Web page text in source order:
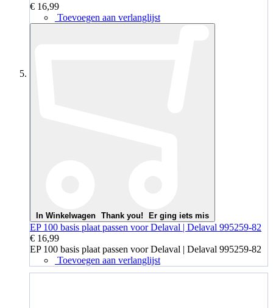
€ 16,99
Toevoegen aan verlanglijst
In Winkelwagen Thank you! Er ging iets mis
EP 100 basis plaat passen voor Delaval | Delaval 995259-82
€ 16,99
EP 100 basis plaat passen voor Delaval | Delaval 995259-82
Toevoegen aan verlanglijst